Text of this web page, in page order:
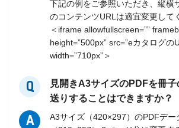
下記の例をご参照いただき、縦横
のコンテンツURLは適宜変更して
＜iframe allowfullscreen=””
height=”500px” src=”eカタログの
width=”710px”＞
Q
見開きA3サイズのPDFを冊
送りすることはできますか？
A
A3サイズ（420×297）のPDFデー